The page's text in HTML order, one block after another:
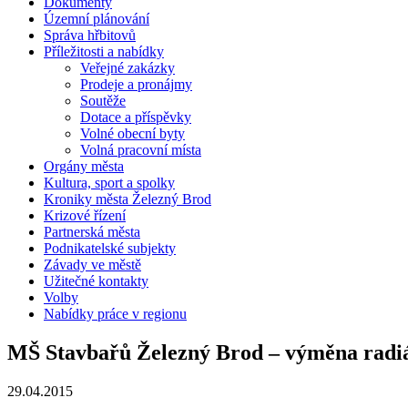
Územní plánování
Správa hřbitovů
Příležitosti a nabídky
Veřejné zakázky
Prodeje a pronájmy
Soutěže
Dotace a příspěvky
Volné obecní byty
Volná pracovní místa
Orgány města
Kultura, sport a spolky
Kroniky města Železný Brod
Krizové řízení
Partnerská města
Podnikatelské subjekty
Závady ve městě
Užitečné kontakty
Volby
Nabídky práce v regionu
MŠ Stavbařů Železný Brod – výměna
29.04.2015